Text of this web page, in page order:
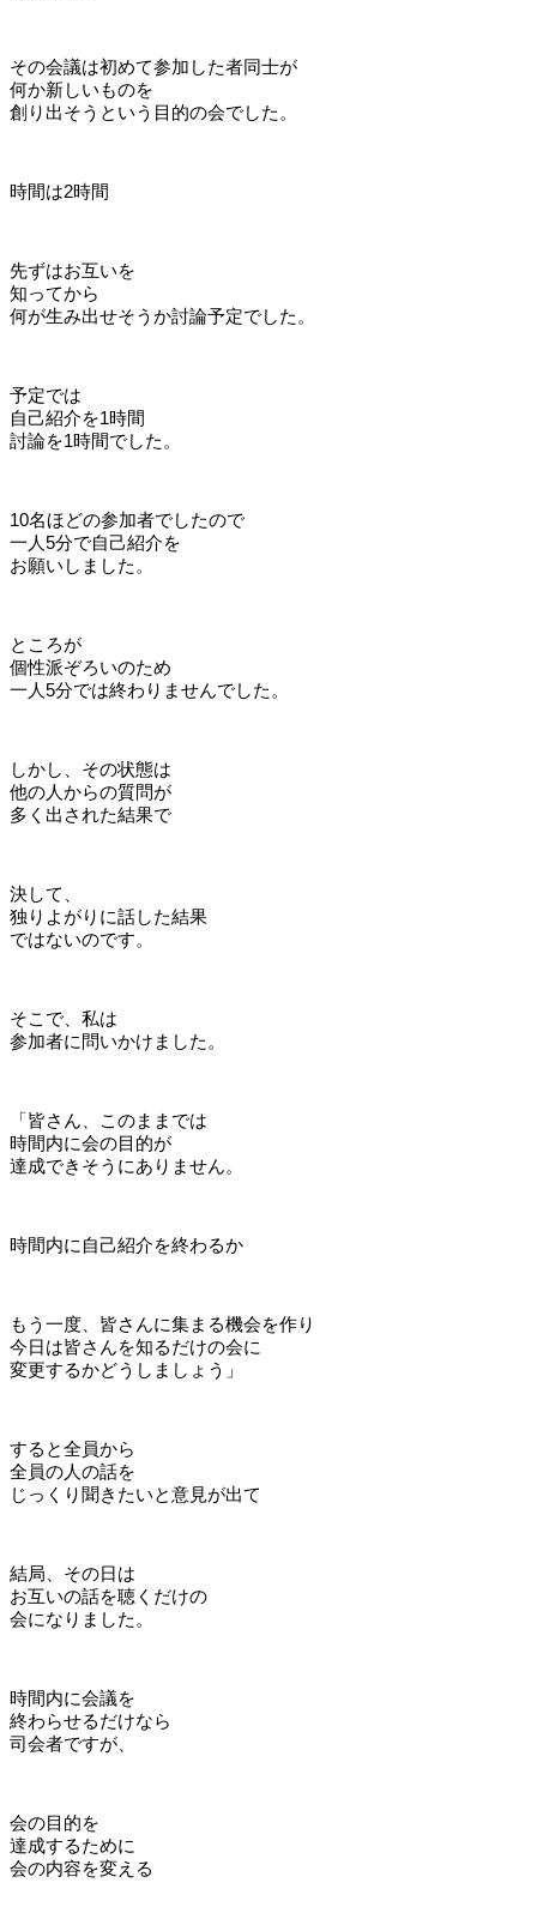
その会議は初めて参加した者同士が
何か新しいものを
創り出そうという目的の会でした。
時間は2時間
先ずはお互いを
知ってから
何が生み出せそうか討論予定でした。
予定では
自己紹介を1時間
討論を1時間でした。
10名ほどの参加者でしたので
一人5分で自己紹介を
お願いしました。
ところが
個性派ぞろいのため
一人5分では終わりませんでした。
しかし、その状態は
他の人からの質問が
多く出された結果で
決して、
独りよがりに話した結果
ではないのです。
そこで、私は
参加者に問いかけました。
「皆さん、このままでは
時間内に会の目的が
達成できそうにありません。
時間内に自己紹介を終わるか
もう一度、皆さんに集まる機会を作り
今日は皆さんを知るだけの会に
変更するかどうしましょう」
すると全員から
全員の人の話を
じっくり聞きたいと意見が出て
結局、その日は
お互いの話を聴くだけの
会になりました。
時間内に会議を
終わらせるだけなら
司会者ですが、
会の目的を
達成するために
会の内容を変える